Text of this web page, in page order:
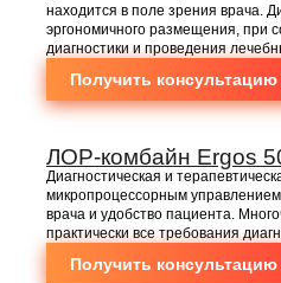
находится в поле зрения врача.
эргономичного размещения, при
диагностики и проведения
Получить консультацию
ЛОР-комбайн Ergos
Диагностическая и
микропроцессорным
врача и удобство пациента.
практически все требования
Получить консультацию